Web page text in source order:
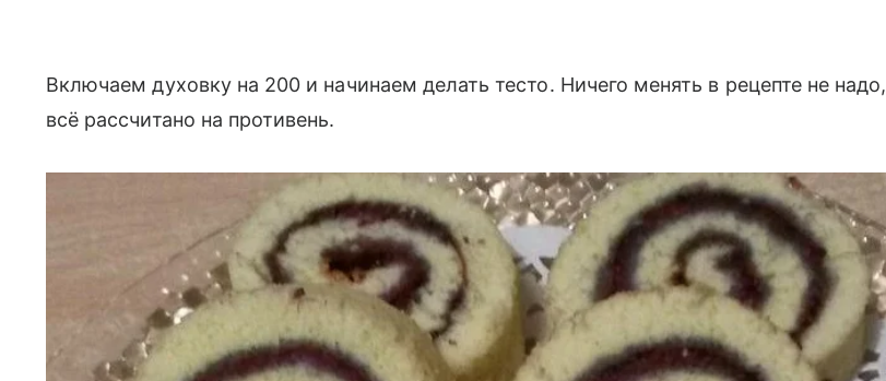
Включаем духовку на 200 и начинаем делать тесто. Ничего менять в рецепте не надо,
всё рассчитано на противень.